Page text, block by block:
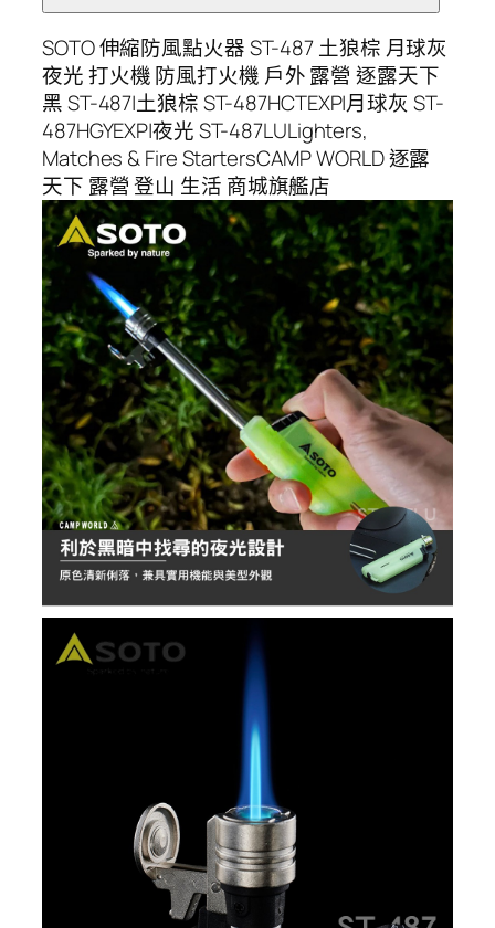
SOTO 伸縮防風點火器 ST-487 土狼棕 月球灰
夜光 打火機 防風打火機 戶外 露營 逐露天下
黑 ST-487|土狼棕 ST-487HCTEXP|月球灰 ST-
487HGYEXP|夜光 ST-487LULighters,
Matches & Fire StartersCAMP WORLD 逐露
天下 露營 登山 生活 商城旗艦店